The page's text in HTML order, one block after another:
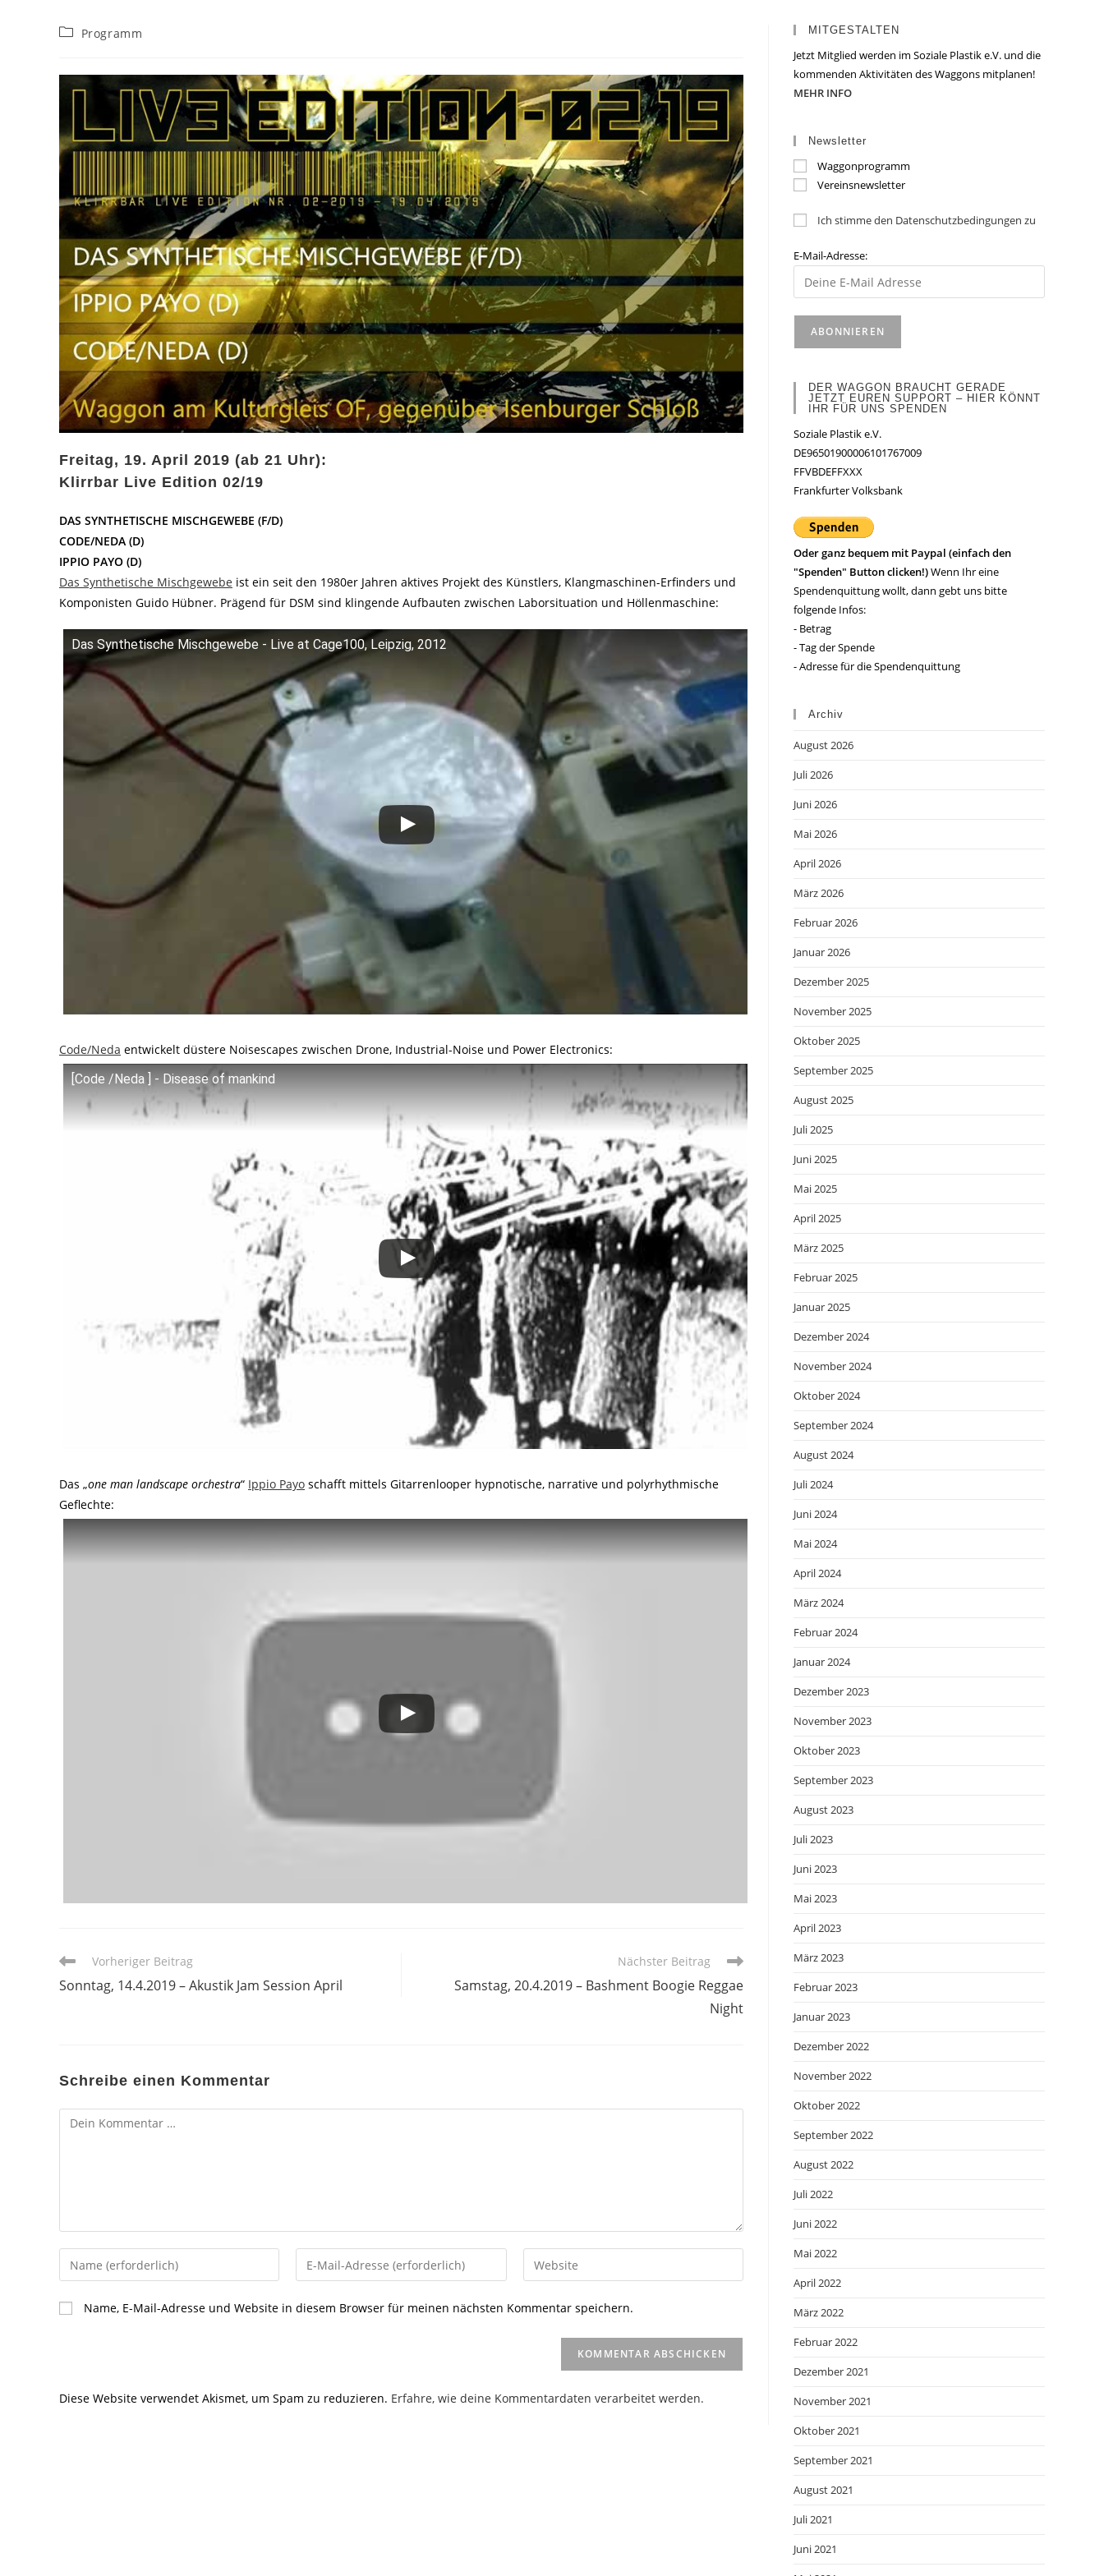
Beitrags-
Programm
Freitag, 19. April 2019 (ab 21 Uhr):
Klirrbar Live Edition 02/19
DAS SYNTHETISCHE MISCHGEWEBE (F/D)
CODE/NEDA (D)
IPPIO PAYO (D)
Das Synthetische Mischgewebe ist ein seit den 1980er Jahren aktives Projekt des Künstlers, Klangmaschinen-Erfinders und
Komponisten Guido Hübner. Prägend für DSM sind klingende Aufbauten zwischen Laborsituation und Höllenmaschine:
Das Synthetische Mischgewebe - Live at Cage100, Leipzig, 2012
Code/Neda entwickelt düstere Noisescapes zwischen Drone, Industrial-Noise und Power Electronics:
[Code /Neda ] - Disease of mankind
Das „one man landscape orchestra“ Ippio Payo schafft mittels Gitarrenlooper hypnotische, narrative und polyrhythmische
Geflechte:
Weitere
ansehen
Vorheriger Beitrag
Sonntag, 14.4.2019 – Akustik Jam Session April
Nächster Beitrag
Samstag, 20.4.2019 – Bashment Boogie Reggae
Night
Schreibe einen Kommentar
Kommentar
Gib
deinen
Namen
oder
ein
Gib
deine
ein
Gib
deine
Name, E-Mail-Adresse und Website in diesem Browser für meinen nächsten Kommentar speichern.
Diese Website verwendet Akismet, um Spam zu reduzieren. Erfahre, wie deine Kommentardaten verarbeitet werden.
MITGESTALTEN
Jetzt Mitglied werden im Soziale Plastik e.V. und die
kommenden Aktivitäten des Waggons mitplanen!
MEHR INFO
Newsletter
Waggonprogramm
Vereinsnewsletter
Ich stimme den Datenschutzbedingungen zu
E-Mail-Adresse:
DER WAGGON BRAUCHT GERADE
JETZT EUREN SUPPORT – HIER KÖNNT
IHR FÜR UNS SPENDEN
Soziale Plastik e.V.
DE96501900006101767009
FFVBDEFFXXX
Frankfurter Volksbank
Oder ganz bequem mit Paypal (einfach den
"Spenden" Button clicken!)Wenn Ihr eine
Spendenquittung wollt, dann gebt uns bitte
folgende Infos:
- Betrag
- Tag der Spende
- Adresse für die Spendenquittung
Archiv
August 2026
Juli 2026
Juni 2026
Mai 2026
April 2026
März 2026
Februar 2026
Januar 2026
Dezember 2025
November 2025
Oktober 2025
September 2025
August 2025
Juli 2025
Juni 2025
Mai 2025
April 2025
März 2025
Februar 2025
Januar 2025
Dezember 2024
November 2024
Oktober 2024
September 2024
August 2024
Juli 2024
Juni 2024
Mai 2024
April 2024
März 2024
Februar 2024
Januar 2024
Dezember 2023
November 2023
Oktober 2023
September 2023
August 2023
Juli 2023
Juni 2023
Mai 2023
April 2023
März 2023
Februar 2023
Januar 2023
Dezember 2022
November 2022
Oktober 2022
September 2022
August 2022
Juli 2022
Juni 2022
Mai 2022
April 2022
März 2022
Februar 2022
Dezember 2021
November 2021
Oktober 2021
September 2021
August 2021
Juli 2021
Juni 2021